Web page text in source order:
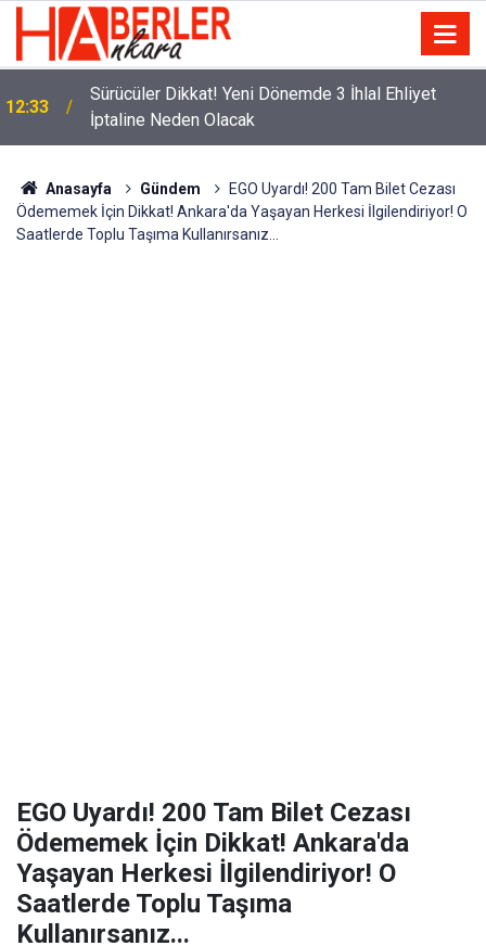
12:33
Sürücüler Dikkat! Yeni Dönemde 3 İhlal Ehliyet
İptaline Neden Olacak
Anasayfa Gündem
EGO Uyardı! 200 Tam Bilet Cezası
Ödememek İçin Dikkat! Ankara'da Yaşayan Herkesi İlgilendiriyor! O
Saatlerde Toplu Taşıma Kullanırsanız...
EGO Uyardı! 200 Tam Bilet Cezası
Ödememek İçin Dikkat! Ankara'da
Yaşayan Herkesi İlgilendiriyor! O
Saatlerde Toplu Taşıma
Kullanırsanız...